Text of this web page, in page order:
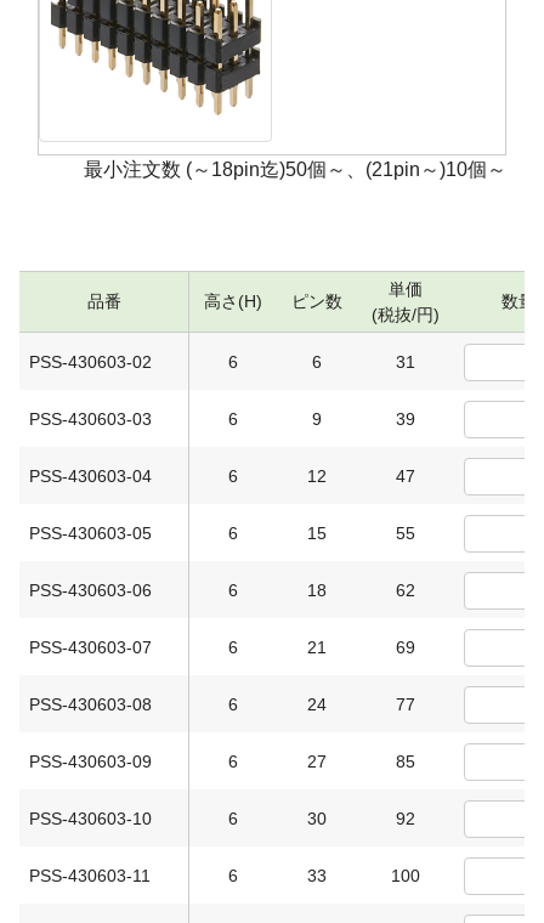
最小注文数 (～18pin迄)50個～、(21pin～)10個～
品番 高さ(H) ピン数
単価
(税抜/円)
数量
PSS-430603-02 6 6 31
PSS-430603-03 6 9 39
PSS-430603-04 6 12 47
PSS-430603-05 6 15 55
PSS-430603-06 6 18 62
PSS-430603-07 6 21 69
PSS-430603-08 6 24 77
PSS-430603-09 6 27 85
PSS-430603-10 6 30 92
PSS-430603-11 6 33 100